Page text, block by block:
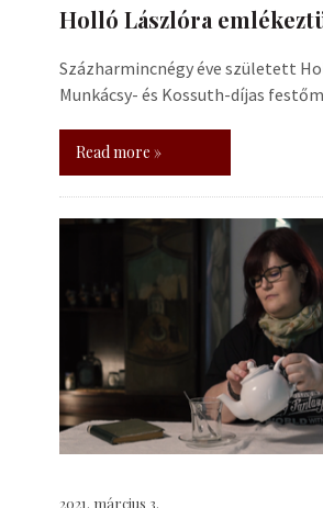
Holló Lászlóra
Százharmincnégy éve született
Munkácsy- és Kossuth-díjas
Read more »
2021. március 3.